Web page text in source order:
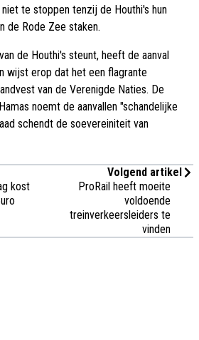
te stoppen tenzij de Houthi's hun
de Rode Zee staken.
de Houthi's steunt, heeft de aanval
wijst erop dat het een flagrante
van de Verenigde Naties. De
noemt de aanvallen "schandelijke
schendt de soevereiniteit van
kost
Volgend artikel
ProRail heeft moeite
voldoende
treinverkeersleiders te
vinden